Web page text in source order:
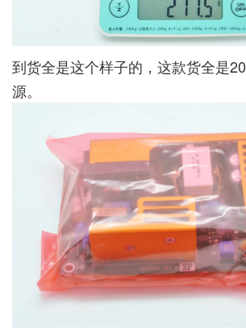
到货全是这个样子的，这款货全是
源。